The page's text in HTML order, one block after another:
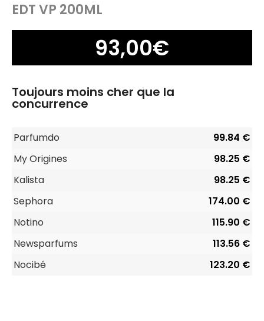
EDT VP 200ML
93,00€
Toujours moins cher que la
concurrence
Parfumdo
99.84 €
My Origines
98.25 €
Kalista
98.25 €
Sephora
174.00 €
Notino
115.90 €
Newsparfums
113.56 €
Nocibé
123.20 €